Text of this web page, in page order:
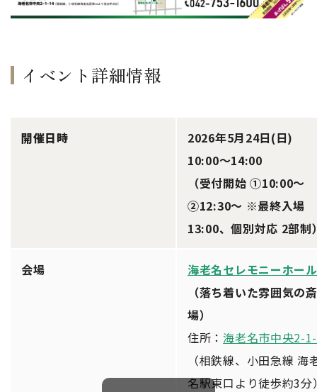
イベント詳細情報
開催日時
2026年5月24日(日)
10:00〜14:00
（受付開始 ①10:00〜
②12:30〜 ※最終入場
13:00、個別対応 2部制
会場
海老名セレモニーホール
（落ち着いた雰囲気の斎
場）
住所：海老名市中央2-
（相鉄線、小田急線 海
名駅東口より徒歩約3分